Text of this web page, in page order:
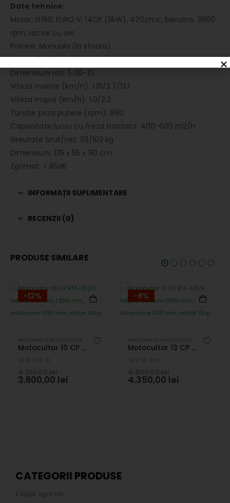
Date tehnice:
Motor: G190, EURO V, 14CP (11kW), 420cmc, benzina, 3600
rpm, racire cu aer
Pornire: Manuala (la sfoara)
Viteze: 3 inainte + 2 inapoi
Dimensiuni roti: 5.00-10
Viteza inainte (km/h): 1.18/2.7/13.1
Viteza inapoi (km/h): 1.0/2.3
Turatie priza putere (rpm): 990
Capacitate lucru cu freza tractata: 400-600 m2/h
Greutate brut/net: 113/103 kg
Dimensiuni: 135 x 55 x 90 cm
Zgomot: < 85dB
INFORMAȚII SUPLIMENTARE
RECENZII (0)
PRODUSE SIMILARE
SOLULUI UTILAJE AGRICOLE
-12%
PRELUCRAREA SOLULUI UTILAJE AGRICOLE
Motocultor 10 CP BTA-10SG, latime de lucru 1.350 mm, adancime 300 mm, motor 10cp
3.600,00 lei
-9%
Motocultor 13 CP BTA-13SG, latime de lucru 1350 mm, adancime 300 mm, motor 13cp
4.350,00 lei
CATEGORII PRODUSE
Utilaje agricole